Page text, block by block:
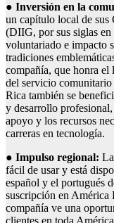
● Inversión en la
un capítulo local de
(DIIG, por sus siglas
voluntariado e impacto
tradiciones
compañía, que honra
del servicio
Rica también se
y desarrollo
apoyo y los recursos
carreras en tecnología.
● Impulso regional:
fácil de usar y está
español y el portugués
suscripción en América
compañía ve una